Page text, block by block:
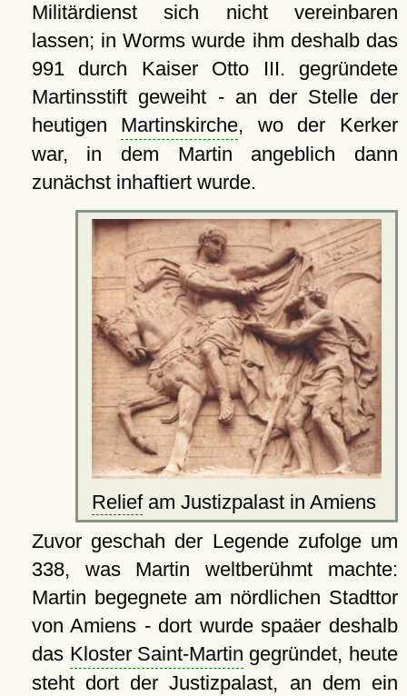
Militärdienst sich nicht vereinbaren
lassen; in Worms wurde ihm deshalb das
991 durch Kaiser Otto III. gegründete
Martinsstift geweiht - an der Stelle der
heutigen Martinskirche, wo der Kerker
war, in dem Martin angeblich dann
zunächst inhaftiert wurde.
Reliefam Justizpalast in Amiens
Zuvor geschah der Legende zufolge um
338, was Martin weltberühmt machte:
Martin begegnete am nördlichen Stadttor
von Amiens - dort wurde spaäer deshalb
das Kloster Saint-Martin gegründet, heute
steht dort der Justizpalast, an dem ein